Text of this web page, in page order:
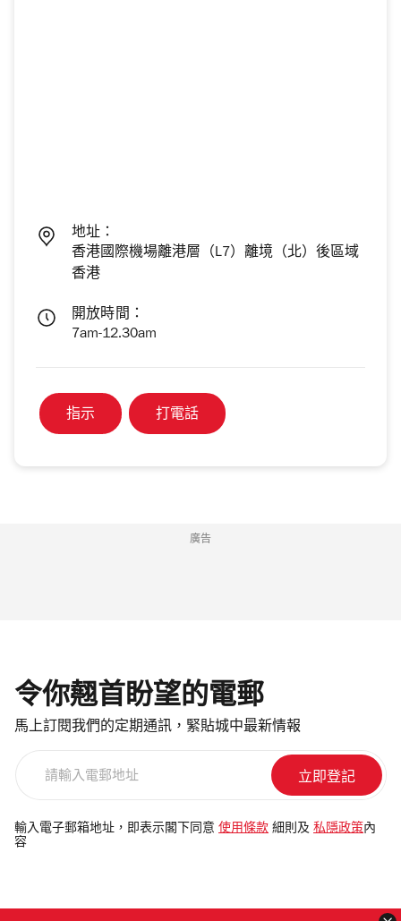
地址：
香港國際機場離港層（L7）離境（北）後區域
香港
開放時間：
7am-12.30am
指示 打電話
廣告
令你翹首盼望的電郵
馬上訂閱我們的定期通訊，緊貼城中最新情報
電
郵
輸入電子郵箱地址，即表示閣下同意 使用條款 細則及 私隱政策 內
容